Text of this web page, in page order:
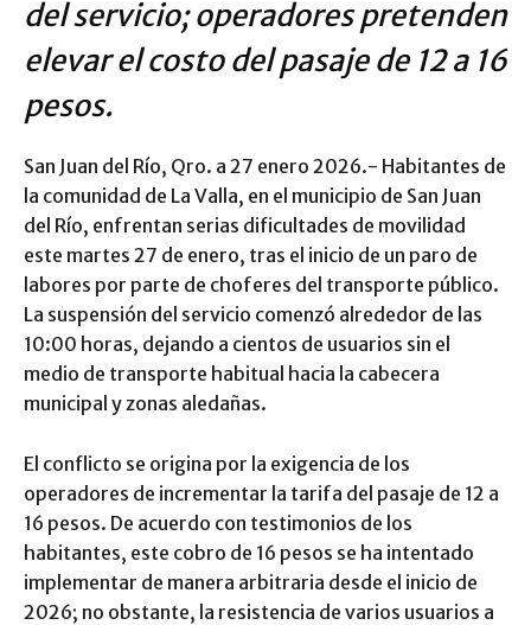
del servicio; operadores pretenden
elevar el costo del pasaje de 12 a 16
pesos.
San Juan del Río, Qro. a 27 enero 2026.- Habitantes de
la comunidad de La Valla, en el municipio de San Juan
del Río, enfrentan serias dificultades de movilidad
este martes 27 de enero, tras el inicio de un paro de
labores por parte de choferes del transporte público.
La suspensión del servicio comenzó alrededor de las
10:00 horas, dejando a cientos de usuarios sin el
medio de transporte habitual hacia la cabecera
municipal y zonas aledañas.
El conflicto se origina por la exigencia de los
operadores de incrementar la tarifa del pasaje de 12 a
16 pesos. De acuerdo con testimonios de los
habitantes, este cobro de 16 pesos se ha intentado
implementar de manera arbitraria desde el inicio de
2026; no obstante, la resistencia de varios usuarios a